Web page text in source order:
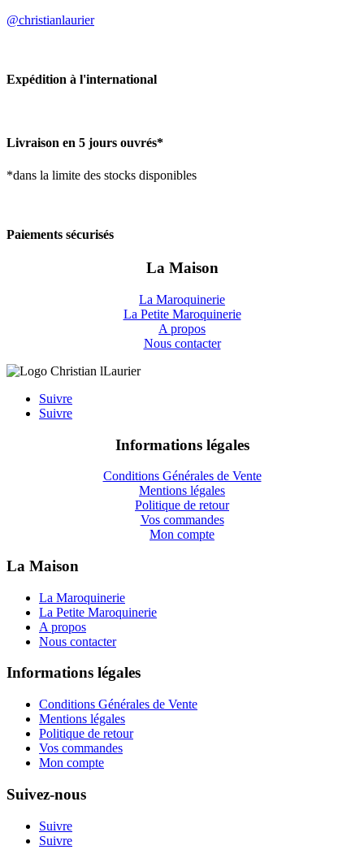
@christianlaurier
Expédition à l'international
Livraison en 5 jours ouvrés*
*dans la limite des stocks disponibles
Paiements sécurisés
La Maison
La Maroquinerie
La Petite Maroquinerie
A propos
Nous contacter
Suivre
Suivre
Informations légales
Conditions Générales de Vente
Mentions légales
Politique de retour
Vos commandes
Mon compte
La Maison
La Maroquinerie
La Petite Maroquinerie
A propos
Nous contacter
Informations légales
Conditions Générales de Vente
Mentions légales
Politique de retour
Vos commandes
Mon compte
Suivez-nous
Suivre
Suivre